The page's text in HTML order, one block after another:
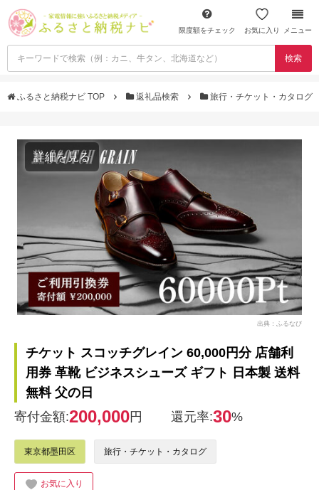
限度額をチェック お気に入り メニュー
検索
ふるさと納税ナビ TOP 返礼品検索 旅行・チケット・カタログ
詳細を見る
出典：ふるなび
チケット スコッチグレイン 60,000円分 店舗利
用券 革靴 ビジネスシューズ ギフト 日本製 送料
無料 父の日
寄付金額:200,000円 還元率:30%
東京都墨田区 旅行・チケット・カタログ
お気に入り